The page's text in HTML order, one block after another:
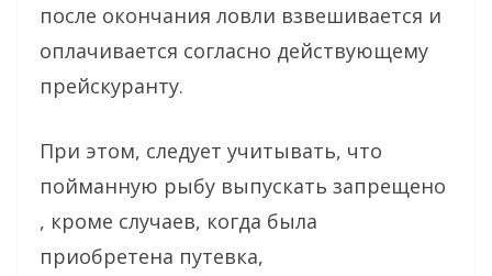
после окончания ловли взвешивается и
оплачивается согласно действующему
прейскуранту.
При этом, следует учитывать, что
пойманную рыбу выпускать запрещено
, кроме случаев, когда была
приобретена путевка,